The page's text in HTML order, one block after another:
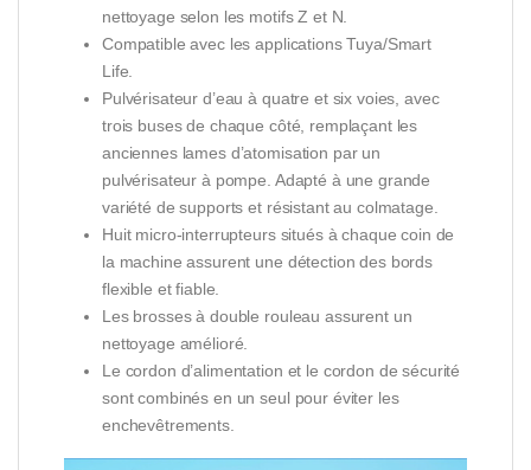
nettoyage selon les motifs Z et N.
Compatible avec les applications Tuya/Smart
Life.
Pulvérisateur d’eau à quatre et six voies, avec
trois buses de chaque côté, remplaçant les
anciennes lames d’atomisation par un
pulvérisateur à pompe. Adapté à une grande
variété de supports et résistant au colmatage.
Huit micro-interrupteurs situés à chaque coin de
la machine assurent une détection des bords
flexible et fiable.
Les brosses à double rouleau assurent un
nettoyage amélioré.
Le cordon d’alimentation et le cordon de sécurité
sont combinés en un seul pour éviter les
enchevêtrements.